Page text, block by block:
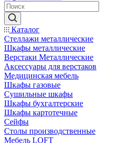
Каталог
Стеллажи металлические
Шкафы металлические
Верстаки Металлические
Аксессуары для верстаков
Медицинская мебель
Шкафы газовые
Сушильные шкафы
Шкафы бухгалтерские
Шкафы картотечные
Сейфы
Столы производственные
Мебель LOFT